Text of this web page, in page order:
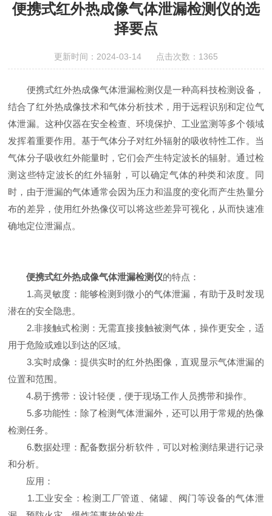
便携式红外热成像气体泄漏检测仪的选
择要点
更新时间：2024-03-14 点击次数：1365
便携式红外热成像气体泄漏检测仪是一种高科技检测设备，
结合了红外热成像技术和气体分析技术，用于远程识别和定位气
体泄漏。这种仪器在安全检查、环境保护、工业监测等多个领域
发挥着重要作用。基于气体分子对红外辐射的吸收特性工作。当
气体分子吸收红外能量时，它们会产生特定波长的辐射。通过检
测这些特定波长的红外辐射，可以确定气体的种类和浓度。同
时，由于泄漏的气体通常会因为压力和温度的变化而产生热量分
布的差异，使用红外热像仪可以将这些差异可视化，从而快速准
确地定位泄漏点。
便携式红外热成像气体泄漏检测仪的特点：
1.高灵敏度：能够检测到微小的气体泄漏，有助于及时发现
潜在的安全隐患。
2.非接触式检测：无需直接接触被测气体，操作更安全，适
用于危险或难以到达的区域。
3.实时成像：提供实时的红外热图像，直观显示气体泄漏的
位置和范围。
4.易于携带：设计轻便，便于现场工作人员携带和操作。
5.多功能性：除了检测气体泄漏外，还可以用于常规的热像
检测任务。
6.数据处理：配备数据分析软件，可以对检测结果进行记录
和分析。
应用：
1.工业安全：检测工厂管道、储罐、阀门等设备的气体泄